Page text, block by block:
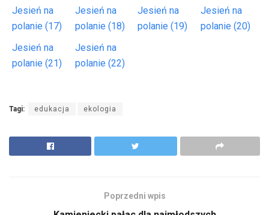
Jesień na
polanie (17)
Jesień na
polanie (18)
Jesień na
polanie (19)
Jesień na
polanie (20)
Jesień na
polanie (21)
Jesień na
polanie (22)
Tagi: edukacja ekologia
Poprzedni wpis